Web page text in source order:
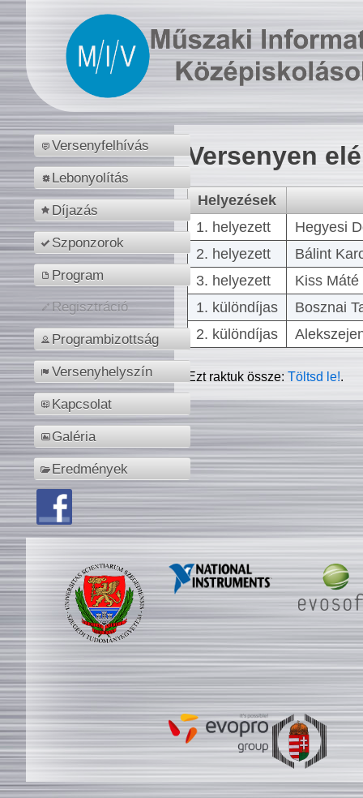
Versenyfelhívás
Lebonyolítás
Díjazás
Szponzorok
Program
Regisztráció
Programbizottság
Versenyhelyszín
Kapcsolat
Galéria
Eredmények
Versenyen
Helyezések
1. helyezett
Hegyesi
2. helyezett
Bálint
3. helyezett
Kiss
1. különdíjas
Bosznai
2. különdíjas
Ezt raktuk össze:Töltsd le!.